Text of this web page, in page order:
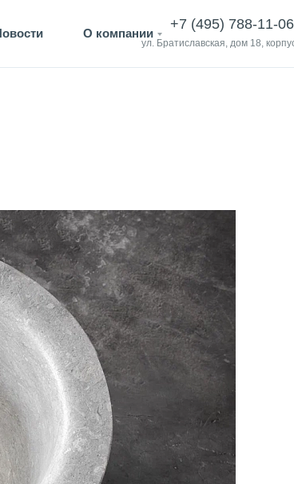
О компании
+7 (495) 788-11-06
ул. Братиславская, дом 18,